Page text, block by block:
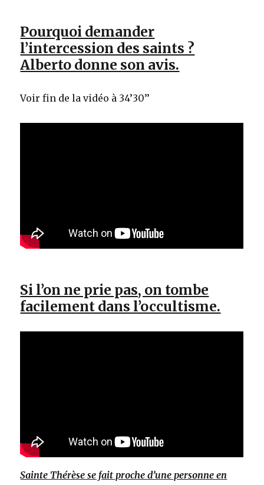
Pourquoi demander
l’intercession des saints ?
Alberto donne son avis.
Voir fin de la vidéo à 34’30’’
Si l’on ne prie pas, on tombe
facilement dans l’occultisme.
Sainte Thérèse se fait proche d’une personne en